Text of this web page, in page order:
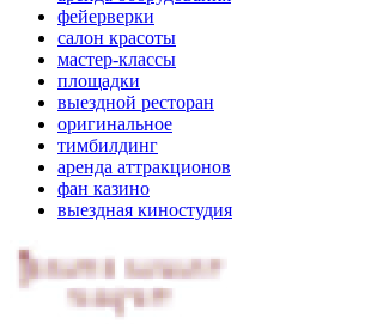
фейерверки
салон красоты
мастер-классы
площадки
выездной ресторан
оригинальное
тимбилдинг
аренда аттракционов
фан казино
выездная киностудия